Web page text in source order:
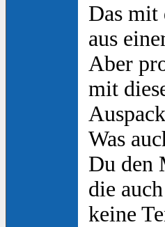
Das mit
aus
Aber
mit
Was
Du den
die
keine